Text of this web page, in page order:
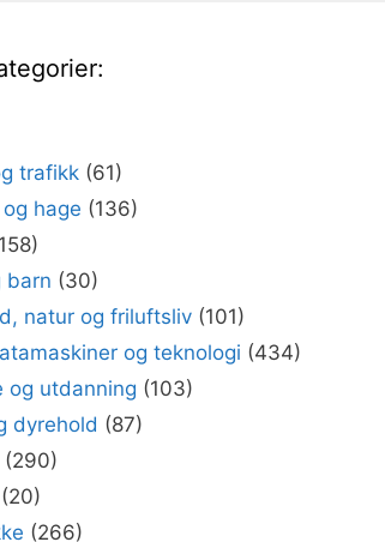
trafikk (61)
hage (136)
barn (30)
natur og friluftsliv (101)
og teknologi (434)
og utdanning (103)
dyrehold (87)
(290)
(20)
(266)